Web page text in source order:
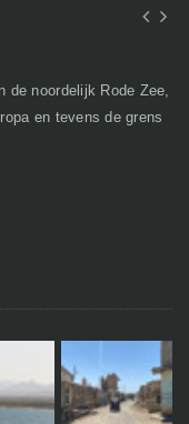
de noordelijk Rode Zee,
en tevens de grens